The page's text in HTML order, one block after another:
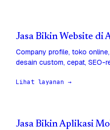
Jasa Bikin Website di
Company profile, toko
desain custom, cepat, SEO-
Lihat layanan →
Jasa Bikin Aplikasi